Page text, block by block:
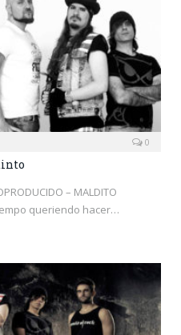
0
– MALDITO
queriendo hacer…